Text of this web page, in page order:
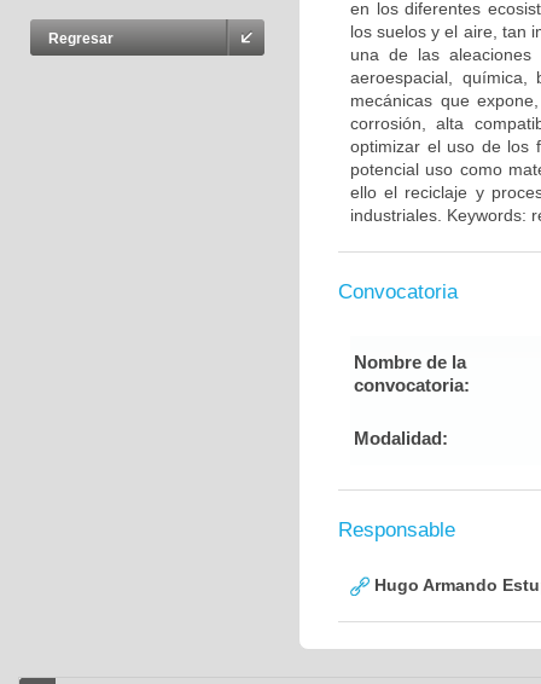
Regresar
en los diferentes
los suelos y el aire, tan
una de las aleaciones
aeroespacial,
mecánicas que
corrosión, alta
optimizar el uso de los
potencial uso como
ello el reciclaje y
industriales. Keywords:
Convocatoria
Nombre de la
convocatoria:
Modalidad:
Responsable
Hugo Armando